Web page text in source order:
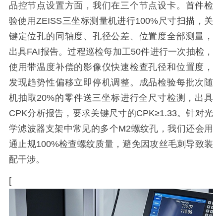
品控节点设置方面，我们在三个节点设卡。首件检
验使用ZEISS三坐标测量机进行100%尺寸扫描，关
键定位孔的同轴度、孔径公差、位置度全部测量，
出具FAI报告。过程巡检每加工50件进行一次抽检，
使用带温度补偿的影像仪快速检查孔径和位置度，
发现趋势性偏移立即停机调整。成品检验每批次随
机抽取20%的零件送三坐标进行全尺寸检测，出具
CPK分析报告，要求关键尺寸的CPK≥1.33。针对光
学滤波器支架中常见的多个M2螺纹孔，我们还会用
通止规100%检查螺纹质量，避免因攻丝毛刺导致装
配干涉。
[